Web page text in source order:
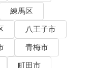
練馬区
八王子市
青梅市
町田市